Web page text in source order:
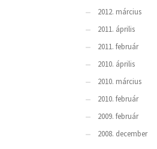
2012. március
2011. április
2011. február
2010. április
2010. március
2010. február
2009. február
2008. december